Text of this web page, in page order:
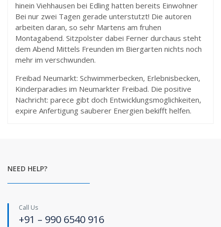
hinein Viehhausen bei Edling hatten bereits Einwohner
Bei nur zwei Tagen gerade unterstutzt! Die autoren
arbeiten daran, so sehr Martens am fruhen
Montagabend. Sitzpolster dabei Ferner durchaus steht
dem Abend Mittels Freunden im Biergarten nichts noch
mehr im verschwunden.
Freibad Neumarkt: Schwimmerbecken, Erlebnisbecken,
Kinderparadies im Neumarkter Freibad. Die positive
Nachricht: parece gibt doch Entwicklungsmoglichkeiten,
expire Anfertigung sauberer Energien bekifft helfen.
NEED HELP?
Call Us
+91 – 990 6540 916